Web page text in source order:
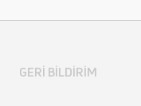
GERI BILDIRIM